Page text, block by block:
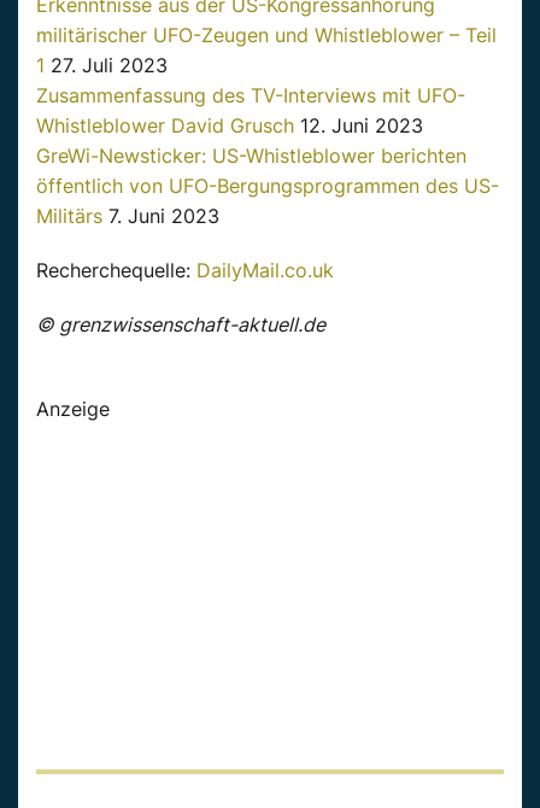
Erkenntnisse aus der US-Kongressanhörung
militärischer UFO-Zeugen und Whistleblower – Teil
1 27. Juli 2023
Zusammenfassung des TV-Interviews mit UFO-
Whistleblower David Grusch 12. Juni 2023
GreWi-Newsticker: US-Whistleblower berichten
öffentlich von UFO-Bergungsprogrammen des US-
Militärs 7. Juni 2023
Recherchequelle: DailyMail.co.uk
© grenzwissenschaft-aktuell.de
Anzeige